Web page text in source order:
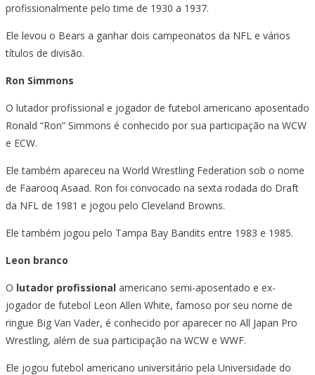
profissionalmente pelo time de 1930 a 1937.
Ele levou o Bears a ganhar dois campeonatos da NFL e vários
títulos de divisão.
Ron Simmons
O lutador profissional e jogador de futebol americano aposentado
Ronald “Ron” Simmons é conhecido por sua participação na WCW
e ECW.
Ele também apareceu na World Wrestling Federation sob o nome
de Faarooq Asaad. Ron foi convocado na sexta rodada do Draft
da NFL de 1981 e jogou pelo Cleveland Browns.
Ele também jogou pelo Tampa Bay Bandits entre 1983 e 1985.
Leon branco
O lutador profissional americano semi-aposentado e ex-
jogador de futebol Leon Allen White, famoso por seu nome de
ringue Big Van Vader, é conhecido por aparecer no All Japan Pro
Wrestling, além de sua participação na WCW e WWF.
Ele jogou futebol americano universitário pela Universidade do